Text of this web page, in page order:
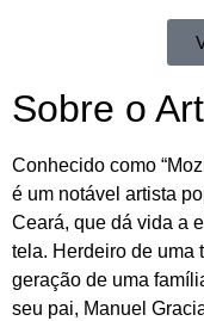
Sobre o
Conhecido como
é um notável artista
Ceará, que dá vida a
tela. Herdeiro de uma
geração de uma
seu pai, Manuel